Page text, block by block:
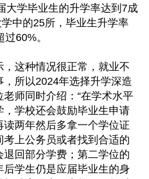
大学毕业生的升学率达到7成
中的25所，毕业生升学率
60%。
这种情况很正常，就业不
所以2024年选择升学深造
师同时介绍：“在学术水平
学校还会鼓励毕业生申请
两年然后多拿一个学位证
上公务员或者找到合适的
回部分学费；第二学位的
后学生仍是应届毕业生的身